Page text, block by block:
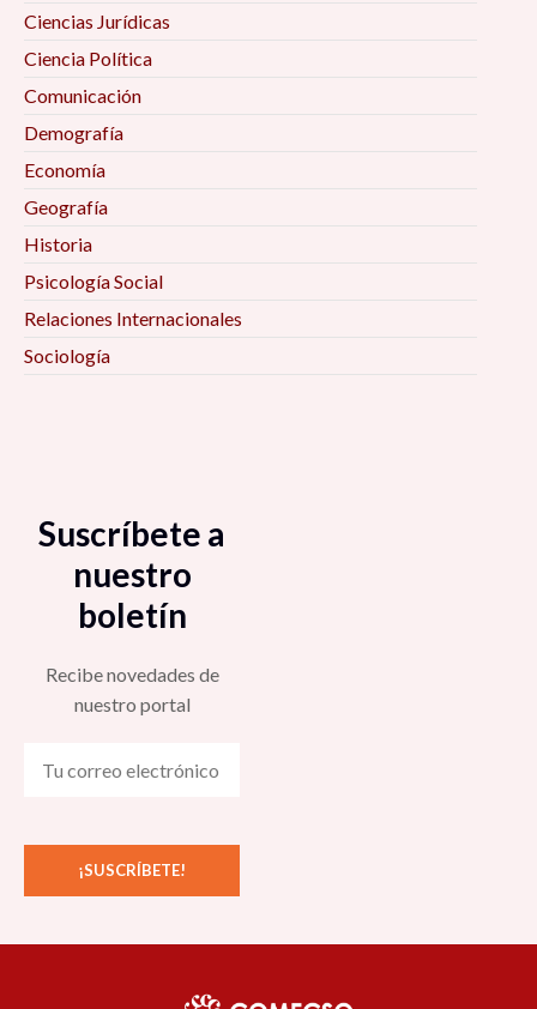
Ciencias Jurídicas
Ciencia Política
Comunicación
Demografía
Economía
Geografía
Historia
Psicología Social
Relaciones Internacionales
Sociología
Suscríbete a
nuestro
boletín
Recibe novedades de
nuestro portal